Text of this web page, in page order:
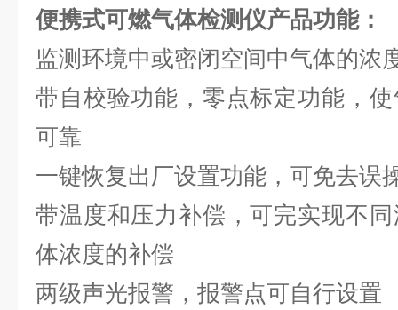
便携式可燃气体检测仪产品功能：
监测环境中或密闭空间中气体的浓
带自校验功能，零点标定功能，
可靠
一键恢复出厂设置功能，可免去误
带温度和压力补偿，可完实现不
体浓度的补偿
两级声光报警，报警点可自行设置